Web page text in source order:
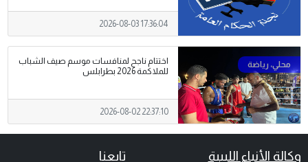
2026-08-03 17:36:04
اختتام ناجح لمنافسات موسم صيف الشباب
للملاكمة 2026 بطرابلس
2026-08-02 22:37:10
وكالة الأنباء الليبية تابعنا